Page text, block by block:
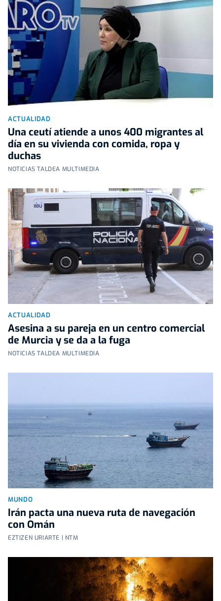
ACTUALIDAD
Una ceutí atiende a unos 400 migrantes al
día en su vivienda con comida, ropa y
duchas
NOTICIAS TALDEA MULTIMEDIA
ACTUALIDAD
Asesina a su pareja en un centro comercial
de Murcia y se da a la fuga
NOTICIAS TALDEA MULTIMEDIA
MUNDO
Irán pacta una nueva ruta de navegación
con Omán
EZTIZEN URIARTE | NTM